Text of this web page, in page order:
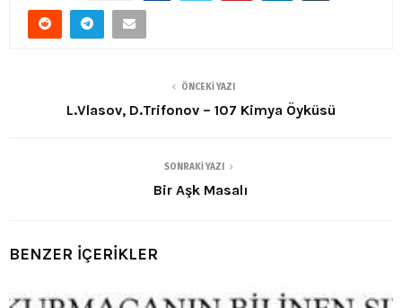
ÖNCEKI YAZI
L.Vlasov, D.Trifonov – 107 Kimya Öyküsü
SONRAKI YAZI
Bir Aşk Masalı
BENZER İÇERİKLER